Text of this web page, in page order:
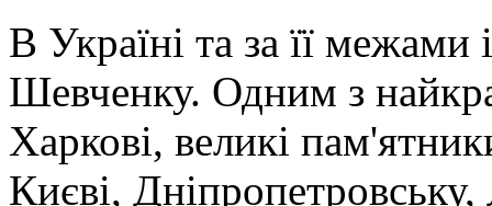
В Україні та за її межами
Шевченку. Одним з
Харкові, великі
Києві,